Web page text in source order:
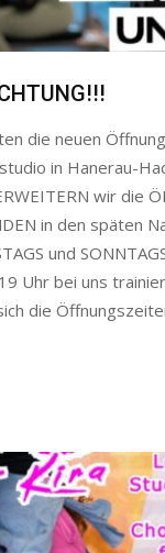
die neuen
in Hanerau-
wir die
in den späten
und
Uhr bei uns
die